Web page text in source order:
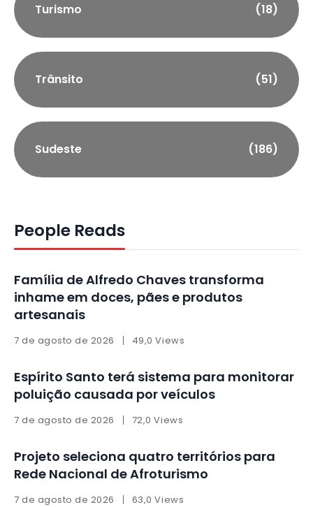
Turismo (18)
Trânsito (51)
Sudeste (186)
People Reads
Família de Alfredo Chaves transforma
inhame em doces, pães e produtos
artesanais
7 de agosto de 2026 49,0 Views
Espírito Santo terá sistema para monitorar
poluição causada por veículos
7 de agosto de 2026 72,0 Views
Projeto seleciona quatro territórios para
Rede Nacional de Afroturismo
7 de agosto de 2026 63,0 Views